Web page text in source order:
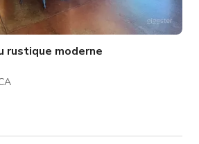
rustique moderne